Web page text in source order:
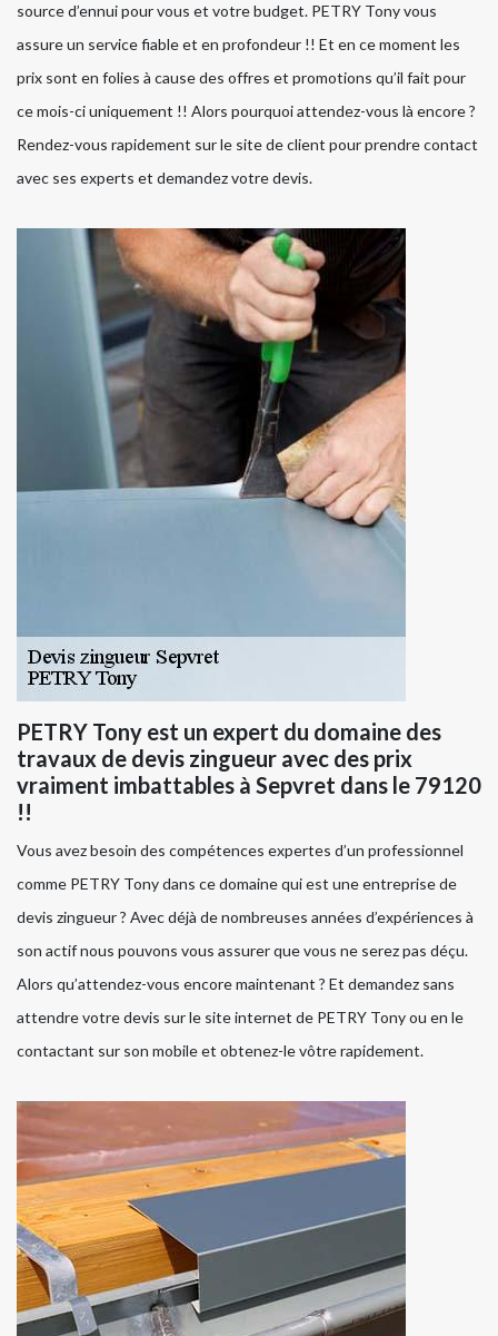
source d’ennui pour vous et votre budget. PETRY Tony vous
assure un service fiable et en profondeur !! Et en ce moment les
prix sont en folies à cause des offres et promotions qu’il fait pour
ce mois-ci uniquement !! Alors pourquoi attendez-vous là encore ?
Rendez-vous rapidement sur le site de client pour prendre contact
avec ses experts et demandez votre devis.
PETRY Tony est un expert du domaine des
travaux de devis zingueur avec des prix
vraiment imbattables à Sepvret dans le 79120
!!
Vous avez besoin des compétences expertes d’un professionnel
comme PETRY Tony dans ce domaine qui est une entreprise de
devis zingueur ? Avec déjà de nombreuses années d’expériences à
son actif nous pouvons vous assurer que vous ne serez pas déçu.
Alors qu’attendez-vous encore maintenant ? Et demandez sans
attendre votre devis sur le site internet de PETRY Tony ou en le
contactant sur son mobile et obtenez-le vôtre rapidement.